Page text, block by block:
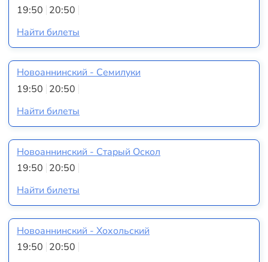
19:50 20:50
Найти билеты
Новоаннинский - Семилуки
19:50 20:50
Найти билеты
Новоаннинский - Старый Оскол
19:50 20:50
Найти билеты
Новоаннинский - Хохольский
19:50 20:50